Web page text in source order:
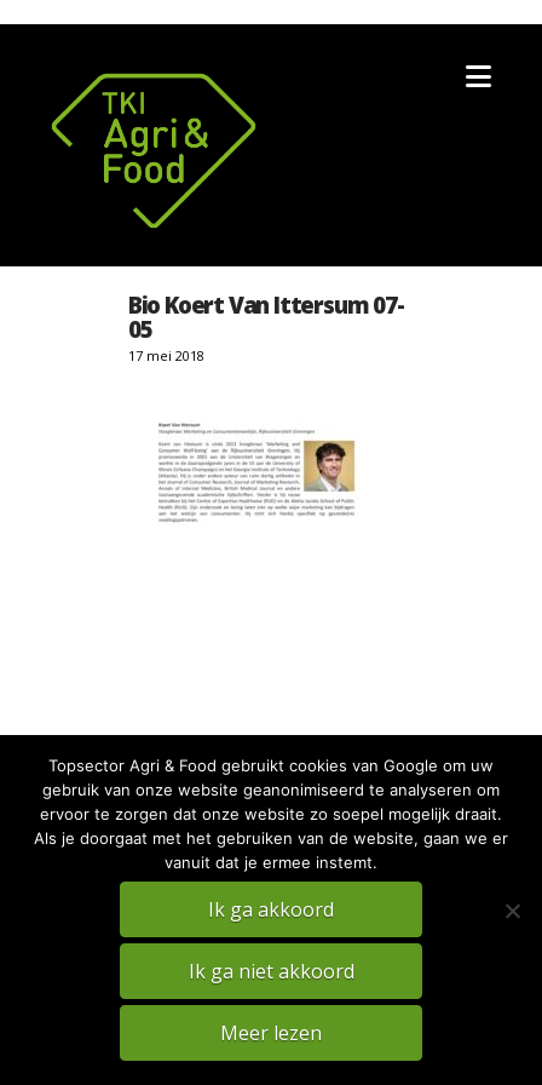
Bio Koert Van Ittersum 07-
05
17 mei 2018
PRIVACY
TKI Agri & Food Website
Topsector Agri & Food gebruikt cookies van Google om uw
gebruik van onze website geanonimiseerd te analyseren om
ervoor te zorgen dat onze website zo soepel mogelijk draait.
Als je doorgaat met het gebruiken van de website, gaan we er
vanuit dat je ermee instemt.
Ik ga akkoord
Ik ga niet akkoord
Meer lezen